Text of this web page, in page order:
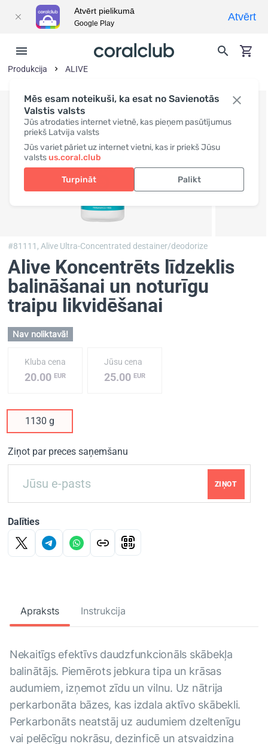
Mēs esam noteikuši, ka esat no Savienotās
Valstis valsts
Jūs atrodaties internet vietnē, kas pieņem pasūtījumus
priekš Latvija valsts
Jūs variet pāriet uz internet vietni, kas ir priekš Jūsu
valstsus.coral.club
Turpināt Palikt
Produkcija ALIVE
#81111,Alive Ultra-Concentrated destainer/deodorize
Alive Koncentrēts līdzeklis
balināšanai un noturīgu
traipu likvidēšanai
Nav noliktavā!
Kluba cena
20.00 EUR
Jūsu cena
25.00EUR
1130 g
Ziņot par preces saņemšanu
ZIŅOT
Dalīties
Apraksts Instrukcija
Nekaitīgs efektīvs daudzfunkcionāls skābekļa
balinātājs. Piemērots jebkura tipa un krāsas
audumiem, izņemot zīdu un vilnu. Uz nātrija
perkarbonāta bāzes, kas izdala aktīvo skābekli.
Perkarbonāts neatstāj uz audumiem dzeltenīgu
vai pelēcīgu nokrāsu, dezinficē un atsvaidzina
Atvērt pielikumā
Google Play
Atvērt